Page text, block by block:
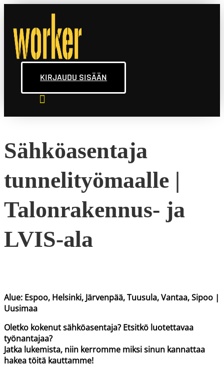
KIRJAUDU SISÄÄN
Sähköasentaja
tunnelityömaalle |
Talonrakennus- ja
LVIS-ala
Alue: Espoo, Helsinki, Järvenpää, Tuusula, Vantaa, Sipoo |
Uusimaa
Oletko kokenut sähköasentaja? Etsitkö luotettavaa
työnantajaa?
Jatka lukemista, niin kerromme miksi sinun kannattaa
hakea töitä kauttamme!